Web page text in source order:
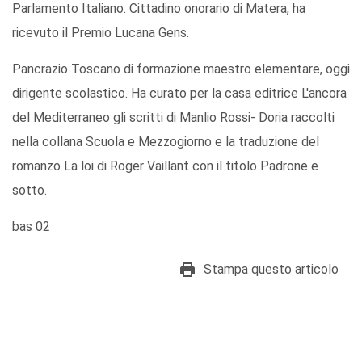
Parlamento Italiano. Cittadino onorario di Matera, ha
ricevuto il Premio Lucana Gens.
Pancrazio Toscano di formazione maestro elementare, oggi
dirigente scolastico. Ha curato per la casa editrice L'ancora
del Mediterraneo gli scritti di Manlio Rossi- Doria raccolti
nella collana Scuola e Mezzogiorno e la traduzione del
romanzo La loi di Roger Vaillant con il titolo Padrone e
sotto.
bas 02
Stampa questo articolo